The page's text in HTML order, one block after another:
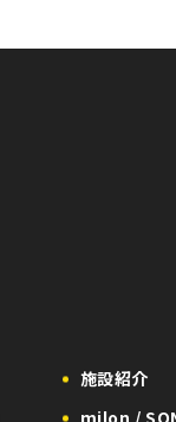
施設紹介
milon /